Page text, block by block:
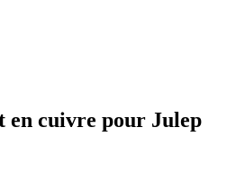
en cuivre pour Julep